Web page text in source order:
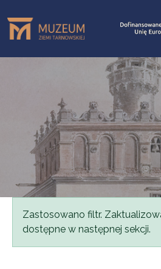
Komunikat
Zastosowano filtr.
dostępne w następnej sekcji.